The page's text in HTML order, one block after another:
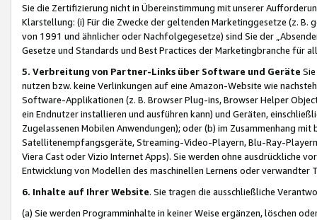
Sie die Zertifizierung nicht in Übereinstimmung mit unserer
Klarstellung: (i) Für die Zwecke der geltenden Marketinggesetze (z. B.
von 1991 und ähnlicher oder Nachfolgegesetze) sind Sie der
Gesetze und Standards und Best Practices der Marketingbranche für
5. Verbreitung von Partner-Links über Software und Geräte
nutzen bzw. keine Verlinkungen auf eine Amazon-Website wie
Software-Applikationen (z. B. Browser Plug-ins, Browser Helper
ein Endnutzer installieren und ausführen kann) und Geräten,
Zugelassenen Mobilen Anwendungen); oder (b) im Zusammenhang
Satellitenempfangsgeräte, Streaming-Video-Playern, Blu-Ray-
Viera Cast oder Vizio Internet Apps). Sie werden ohne ausdrückliche
Entwicklung von Modellen des maschinellen Lernens oder
6. Inhalte auf Ihrer Website. Sie tragen die ausschließliche
(a) Sie werden Programminhalte in keiner Weise ergänzen, löschen